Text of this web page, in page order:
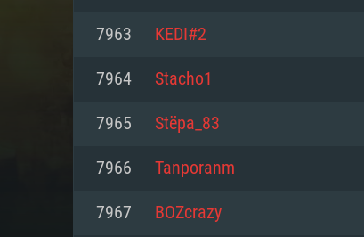
7963 KEDI#2
7964 Stacho1
7965 Stёpa_83
7966 Tanporanm
7967 BOZcrazy